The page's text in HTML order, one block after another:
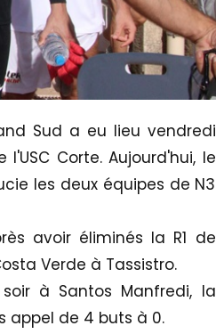
Sud a eu lieu vendredi
Corte. Aujourd'hui, le
les deux équipes de N3
avoir éliminés la R1 de
Verde à Tassistro.
à Santos Manfredi, la
appel de 4 buts à 0.